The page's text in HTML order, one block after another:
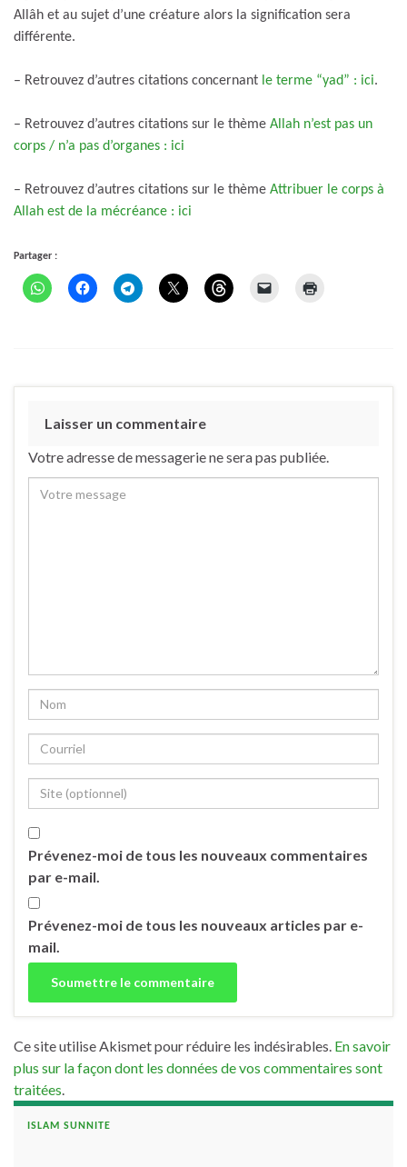
Allâh et au sujet d’une créature alors la signification sera
différente.
– Retrouvez d’autres citations concernant le terme “yad” : ici.
– Retrouvez d’autres citations sur le thème Allah n’est pas un
corps / n’a pas d’organes : ici
– Retrouvez d’autres citations sur le thème Attribuer le corps à
Allah est de la mécréance : ici
Partager :
Laisser un commentaire
Votre adresse de messagerie ne sera pas publiée.
Prévenez-moi de tous les nouveaux commentaires
par e-mail.
Prévenez-moi de tous les nouveaux articles par e-
mail.
Ce site utilise Akismet pour réduire les indésirables. En savoir
plus sur la façon dont les données de vos commentaires sont
traitées
ISLAM SUNNITE